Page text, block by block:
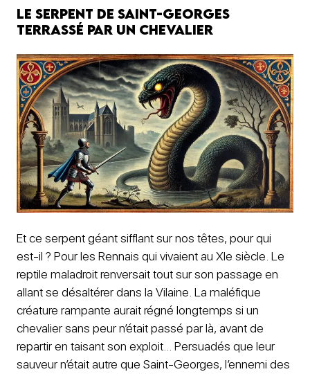
Le serpent de Saint-Georges
terrassé par un chevalier
Et ce serpent géant sifflant sur nos têtes, pour qui
est-il ? Pour les Rennais qui vivaient au XIe siècle. Le
reptile maladroit renversait tout sur son passage en
allant se désaltérer dans la Vilaine. La maléfique
créature rampante aurait régné longtemps si un
chevalier sans peur n’était passé par là, avant de
repartir en taisant son exploit… Persuadés que leur
sauveur n’était autre que Saint-Georges, l’ennemi des